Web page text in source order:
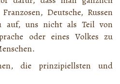
Deutsche, Russen
auf, uns nicht als Teil von
oder eines Volkes zu
die prinzipiellsten und